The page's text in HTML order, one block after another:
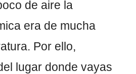
de aire la
era de mucha
Por ello,
lugar donde vayas